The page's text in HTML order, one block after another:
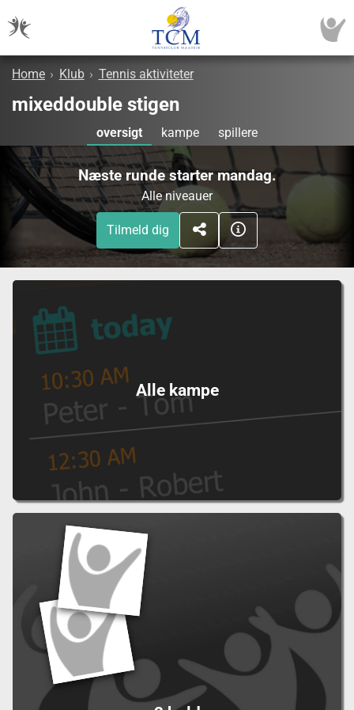
Home › Klub › Tennis aktiviteter
mixeddouble stigen
oversigt kampe spillere
Næste runde starter mandag.
Alle niveauer
Tilmeld dig
Alle kampe